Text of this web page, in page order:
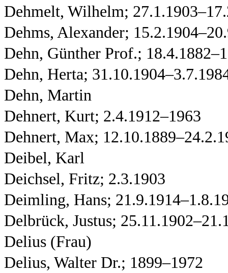
Dehmelt, Wilhelm;
Dehms, Alexander;
Dehn, Günther Prof.;
Dehn, Herta;
Dehn, Martin
Dehnert, Kurt; 2.4.1912–1963
Dehnert, Max;
Deibel, Karl
Deichsel, Fritz; 2.3.1903
Deimling, Hans;
Delbrück, Justus;
Delius (Frau)
Delius, Walter Dr.; 1899–1972